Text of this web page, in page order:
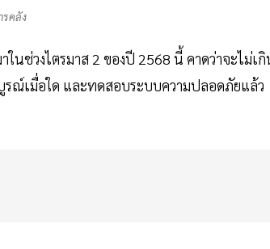
คลัง
ช่วงไตรมาส 2 ของปี 2568 นี้ คาดว่าจะไม่เ
รณ์เมื่อใด และทดสอบระบบความปลอดภัยแล้ว